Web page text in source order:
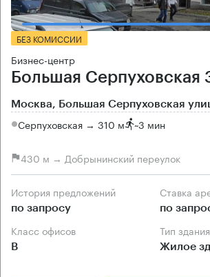
БЕЗ КОМИССИИ
Бизнес-центр
Большая Серпуховская
Москва, Большая Серпуховская
Серпуховская → 310 м ~3 мин
430 м → Добрынинский переулок
История предложений
по запросу
Ставка
по
Класс офисов
B
Тип здания
Жилое